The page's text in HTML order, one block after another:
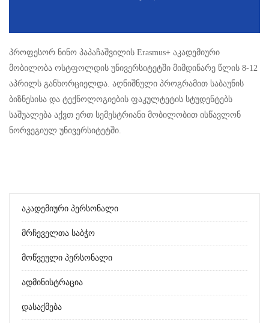
პროფესორ ნინო პაპაჩაშვილის Erasmus+ აკადემიური
მობილობა ოსტფოლდის უნივერსიტეტში მიმდინარე წლის 8-12
აპრილს განხორციელდა. აღნიშნული პროგრამით საბაუნის
ბიზნესისა და ტექნოლოგიების ფაკულტეტის სტუდენტებს
საშუალება აქვთ ერთ სემესტრიანი მობილობით ისწავლონ
ნორვეგიულ უნივერსიტეტში.
Აკადემიური Პერსონალი
Მრჩეველთა Საბჭო
Მოწვეული Პერსონალი
Ადმინისტრაცია
Დასაქმება